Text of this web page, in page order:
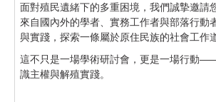
面對殖民遺緒下的多重困境，我們誠摯邀請
來自國內外的學者、實務工作者與部落行動
與實踐，探索一條屬於原住民族的社會工作
這不只是一場學術研討會，更是一場行動
識主權與解殖實踐。